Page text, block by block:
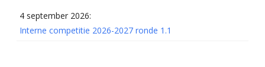
4 september 2026:
Interne competitie 2026-2027 ronde 1.1